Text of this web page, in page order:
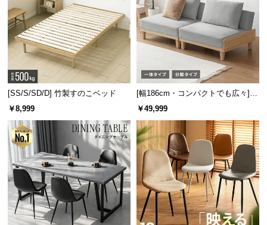
[SS/S/SD/D] 竹製すのこベッド
￥8,999
[幅186cm・コンパクトでも広々] 3
人掛けソファベッド リクライニン
￥49,999